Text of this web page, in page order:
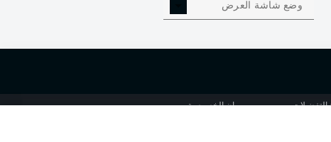
وضع شاشة العرض
التفضيلات بيان الخصوصية